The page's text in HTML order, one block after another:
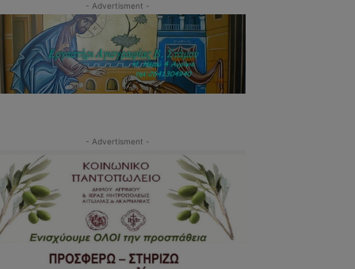
- Advertisment -
- Advertisment -